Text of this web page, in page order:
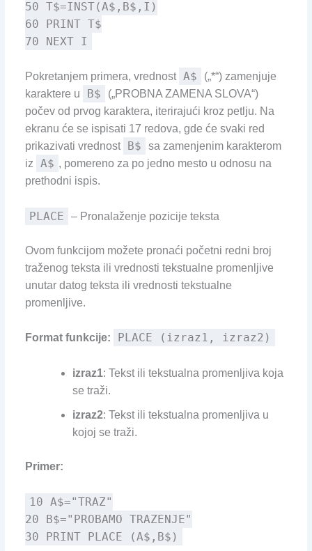
50 T$=INST(A$,B$,I)
60 PRINT T$
70 NEXT I
Pokretanjem primera, vrednost A$
(„*“) zamenjuje
karaktere u
B$
(„PROBNA ZAMENA SLOVA“)
počev od prvog karaktera, iterirajući kroz petlju. Na
ekranu će se ispisati 17 redova, gde će svaki red
prikazivati vrednost
B$
sa zamenjenim karakterom
iz
A$ , pomereno za po jedno mesto u odnosu na
prethodni ispis.
PLACE – Pronalaženje pozicije teksta
Ovom funkcijom možete pronaći početni redni broj
traženog teksta ili vrednosti tekstualne promenljive
unutar datog teksta ili vrednosti tekstualne
promenljive.
Format funkcije: PLACE (izraz1, izraz2)
izraz1: Tekst ili tekstualna promenljiva koja
se traži.
izraz2: Tekst ili tekstualna promenljiva u
kojoj se traži.
Primer:
10 A$="TRAZ"
20 B$="PROBAMO TRAZENJE"
30 PRINT PLACE (A$,B$)